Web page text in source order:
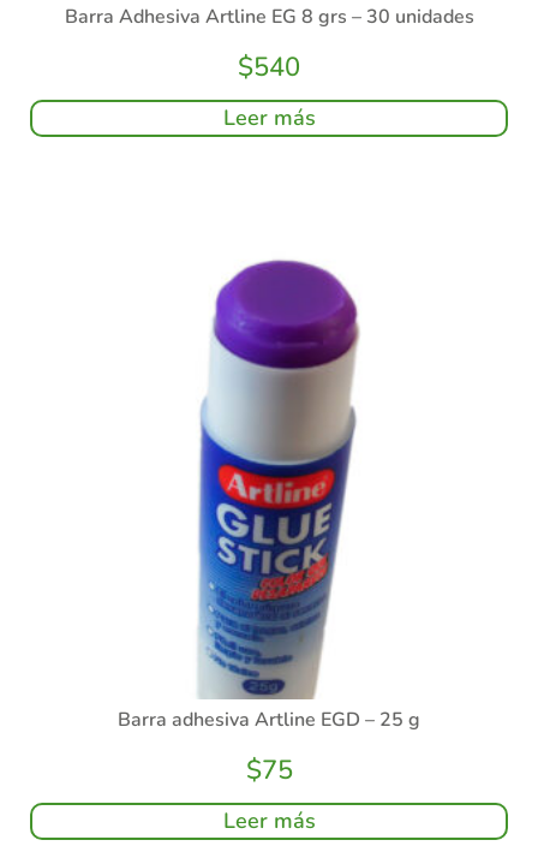
Barra Adhesiva Artline EG 8 grs – 30 unidades
$540
Leer más
Barra adhesiva Artline EGD – 25 g
$75
Leer más